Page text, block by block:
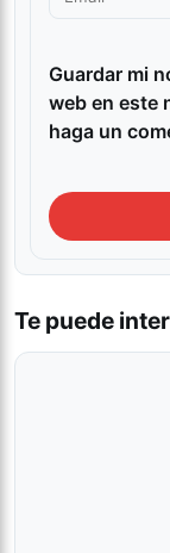
Guardar mi
web en este
haga un
Te puede